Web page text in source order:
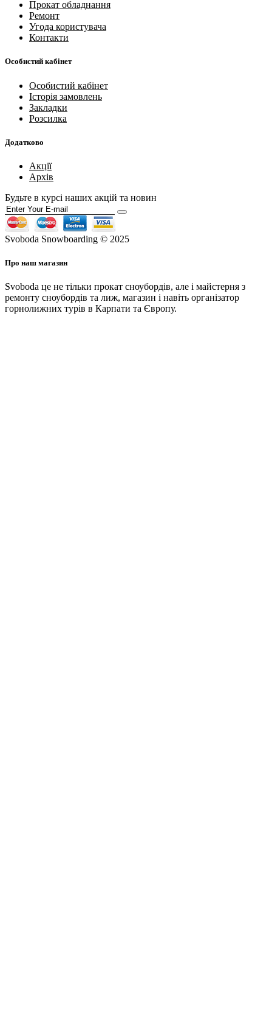
Прокат обладнання
Ремонт
Угода користувача
Контакти
Особистий кабінет
Особистий кабінет
Історія замовлень
Закладки
Розсилка
Додатково
Акції
Архів
Будьте в курсі наших акцій та новин
Svoboda Snowboarding © 2025
Про наш магазин
Svoboda це не тільки прокат сноубордів, але і майстерня з
ремонту сноубордів та лиж, магазин і навіть організатор
горнолижних турів в Карпати та Європу.